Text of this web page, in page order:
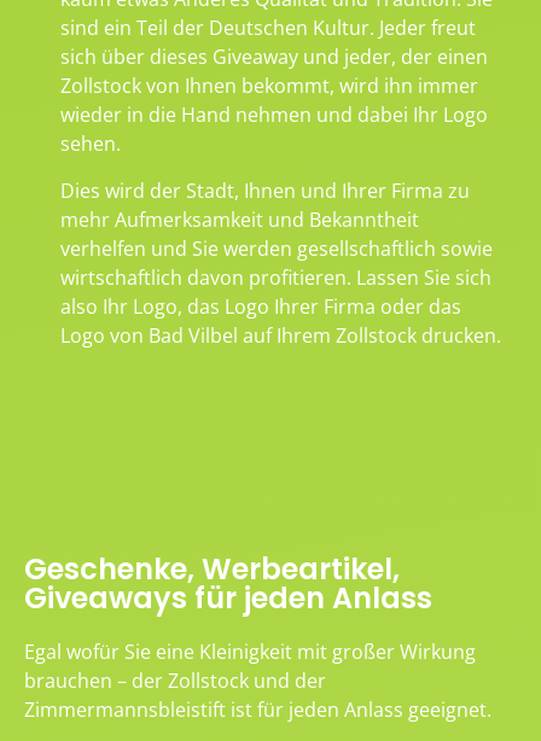
sind ein Teil der Deutschen Kultur. Jeder freut
sich über dieses Giveaway und jeder, der einen
Zollstock von Ihnen bekommt, wird ihn immer
wieder in die Hand nehmen und dabei Ihr Logo
sehen.
Dies wird der Stadt, Ihnen und Ihrer Firma zu
mehr Aufmerksamkeit und Bekanntheit
verhelfen und Sie werden gesellschaftlich sowie
wirtschaftlich davon profitieren. Lassen Sie sich
also Ihr Logo, das Logo Ihrer Firma oder das
Logo von Bad Vilbel auf Ihrem Zollstock drucken.
Geschenke, Werbeartikel,
Giveaways für jeden Anlass
Egal wofür Sie eine Kleinigkeit mit großer Wirkung
brauchen – der Zollstock und der
Zimmermannsbleistift ist für jeden Anlass geeignet.